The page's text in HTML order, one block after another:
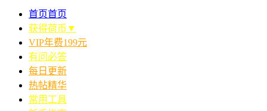
首页首页
获得荷币▼
VIP年费199元
有问必答
每日更新
热帖精华
常用工具